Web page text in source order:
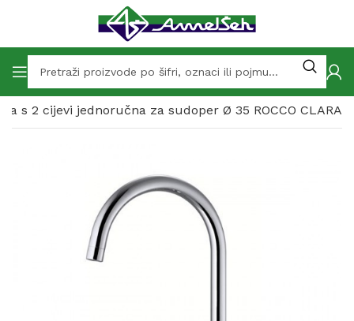
s 2 cijevi jednoručna za sudoper Ø 35 ROCCO CLARA